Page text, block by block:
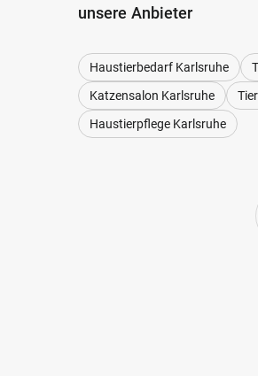
unsere Anbieter
Haustierbedarf Karlsruhe
Katzensalon Karlsruhe
Haustierpflege Karlsruhe